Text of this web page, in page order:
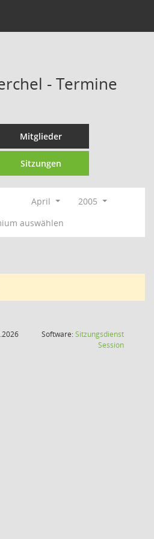
- Termine
Mitglieder
Sitzungen
April
2005
auswählen
Software:Sitzungsdienst
Session(Wird in